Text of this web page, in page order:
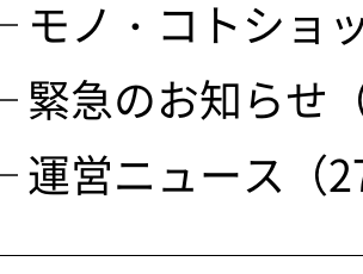
ノ・コトショ
急のお知らせ
営ニュース（